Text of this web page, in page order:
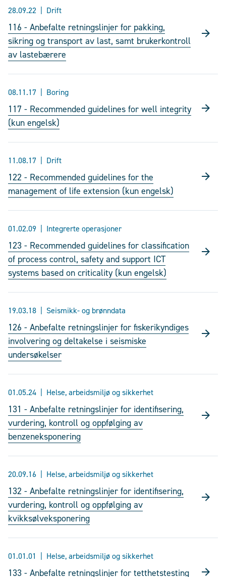
28.09.22 Drift
116 - Anbefalte retningslinjer for pakking,
sikring og transport av last, samt brukerkontroll
av lastebærere
08.11.17 Boring
117 - Recommended guidelines for well integrity
(kun engelsk)
11.08.17 Drift
122 - Recommended guidelines for the
management of life extension (kun engelsk)
01.02.09 Integrerte operasjoner
123 - Recommended guidelines for classification
of process control, safety and support ICT
systems based on criticality (kun engelsk)
19.03.18 Seismikk- og brønndata
126 - Anbefalte retningslinjer for fiskerikyndiges
involvering og deltakelse i seismiske
undersøkelser
01.05.24 Helse, arbeidsmiljø og sikkerhet
131 - Anbefalte retningslinjer for identifisering,
vurdering, kontroll og oppfølging av
benzeneksponering
20.09.16 Helse, arbeidsmiljø og sikkerhet
132 - Anbefalte retningslinjer for identifisering,
vurdering, kontroll og oppfølging av
kvikksølveksponering
01.01.01 Helse, arbeidsmiljø og sikkerhet
133 - Anbefalte retningslinjer for tetthetstesting